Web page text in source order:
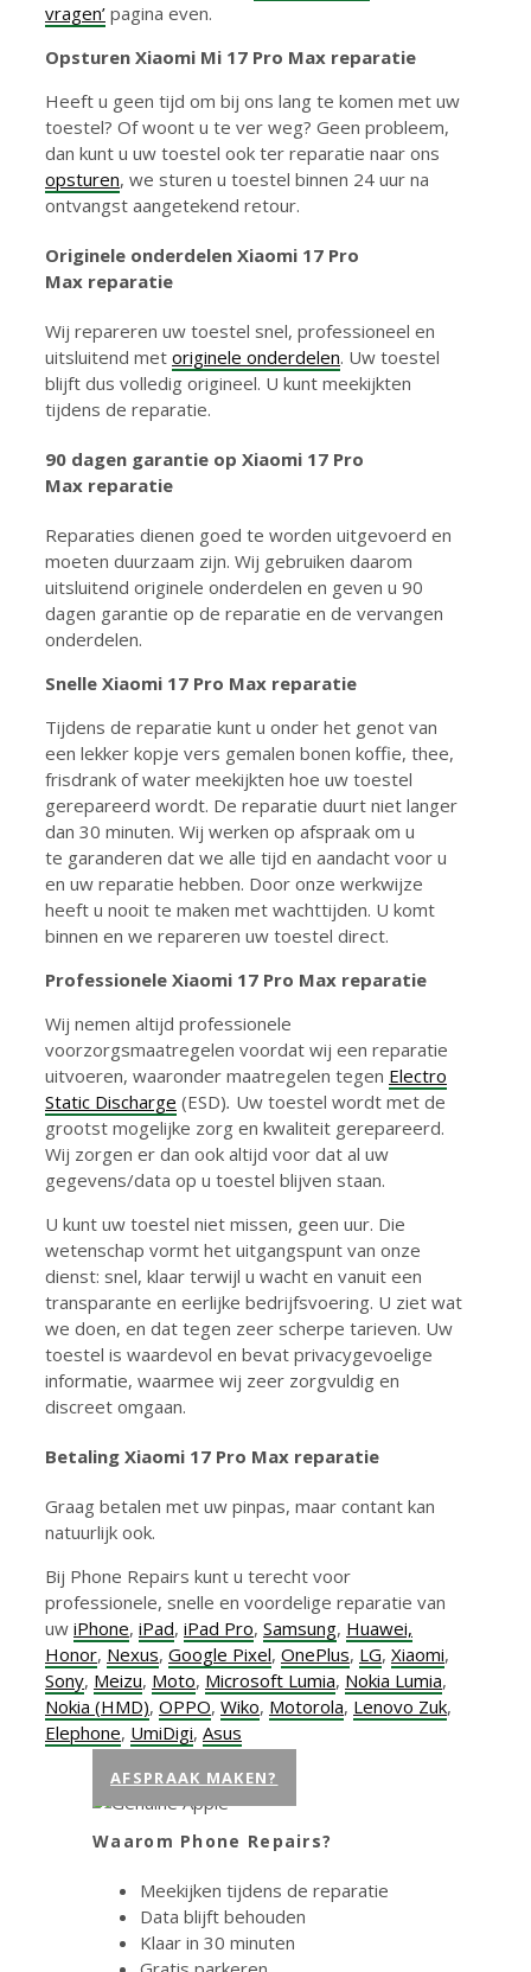
vragen’ pagina even.
Opsturen Xiaomi Mi 17 Pro Max reparatie
Heeft u geen tijd om bij ons lang te komen met uw
toestel? Of woont u te ver weg? Geen probleem,
dan kunt u uw toestel ook ter reparatie naar ons
opsturen, we sturen u toestel binnen 24 uur na
ontvangst aangetekend retour.
Originele onderdelen Xiaomi 17 Pro
Max reparatie
Wij repareren uw toestel snel, professioneel en
uitsluitend met originele onderdelen. Uw toestel
blijft dus volledig origineel. U kunt meekijkten
tijdens de reparatie.
90 dagen garantie op Xiaomi 17 Pro
Max reparatie
Reparaties dienen goed te worden uitgevoerd en
moeten duurzaam zijn. Wij gebruiken daarom
uitsluitend originele onderdelen en geven u 90
dagen garantie op de reparatie en de vervangen
onderdelen.
Snelle Xiaomi 17 Pro Max reparatie
Tijdens de reparatie kunt u onder het genot van
een lekker kopje vers gemalen bonen koffie, thee,
frisdrank of water meekijkten hoe uw toestel
gerepareerd wordt. De reparatie duurt niet langer
dan 30 minuten. Wij werken op afspraak om u
te garanderen dat we alle tijd en aandacht voor u
en uw reparatie hebben. Door onze werkwijze
heeft u nooit te maken met wachttijden. U komt
binnen en we repareren uw toestel direct.
Professionele Xiaomi 17 Pro Max reparatie
Wij nemen altijd professionele
voorzorgsmaatregelen voordat wij een reparatie
uitvoeren, waaronder maatregelen tegen Electro
Static Discharge (ESD). Uw toestel wordt met de
grootst mogelijke zorg en kwaliteit gerepareerd.
Wij zorgen er dan ook altijd voor dat al uw
gegevens/data op u toestel blijven staan.
U kunt uw toestel niet missen, geen uur. Die
wetenschap vormt het uitgangspunt van onze
dienst: snel, klaar terwijl u wacht en vanuit een
transparante en eerlijke bedrijfsvoering. U ziet wat
we doen, en dat tegen zeer scherpe tarieven. Uw
toestel is waardevol en bevat privacygevoelige
informatie, waarmee wij zeer zorgvuldig en
discreet omgaan.
Betaling Xiaomi 17 Pro Max reparatie
Graag betalen met uw pinpas, maar contant kan
natuurlijk ook.
Bij Phone Repairs kunt u terecht voor
professionele, snelle en voordelige reparatie van
uw iPhone, iPad, iPad Pro, Samsung, Huawei,
Honor, Nexus, Google Pixel, OnePlus, LG, Xiaomi,
Sony, Meizu, Moto, Microsoft Lumia, Nokia Lumia,
Nokia (HMD), OPPO, Wiko, Motorola, Lenovo Zuk,
Elephone, UmiDigi, Asus
AFSPRAAK MAKEN?
Waarom Phone Repairs?
Meekijken tijdens de reparatie
Data blijft behouden
Klaar in 30 minuten